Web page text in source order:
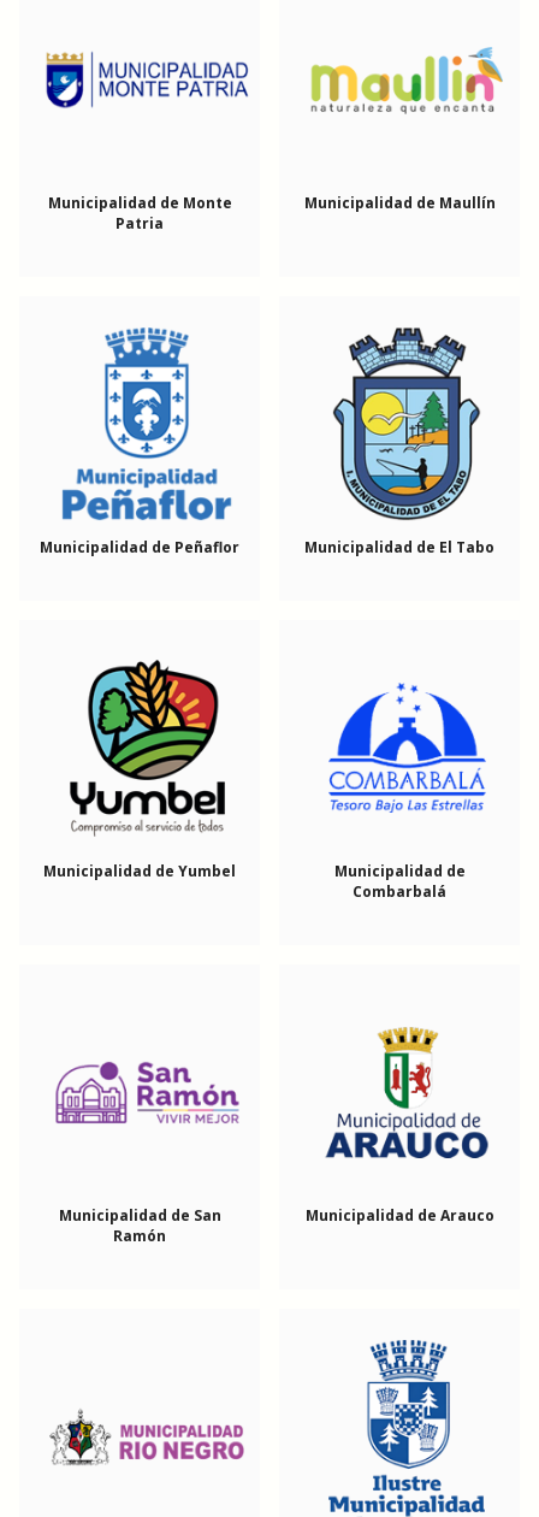
Municipalidad de Monte
Patria
Municipalidad de Maullín
Municipalidad de Peñaflor Municipalidad de El Tabo
Municipalidad de Yumbel
Municipalidad de
Combarbalá
Municipalidad de San
Ramón
Municipalidad de Arauco